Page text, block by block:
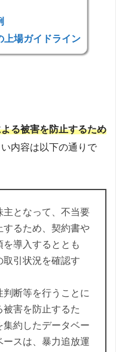
上場ガイドライン
る被害を防止するため
内容は以下の通りで
主となって、不当要
するため、契約書や
導入するととも
取引状況を確認す
断等を行うことに
被害を防止するた
約したデータベー
ースは、暴力追放運